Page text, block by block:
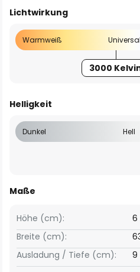
Lichtwirkung
Warmweiß
3000
Helligkeit
Dunkel Hell
Maße
Breite (cm):
Höhe (cm): 6
Ausladung / Tiefe (cm): 9